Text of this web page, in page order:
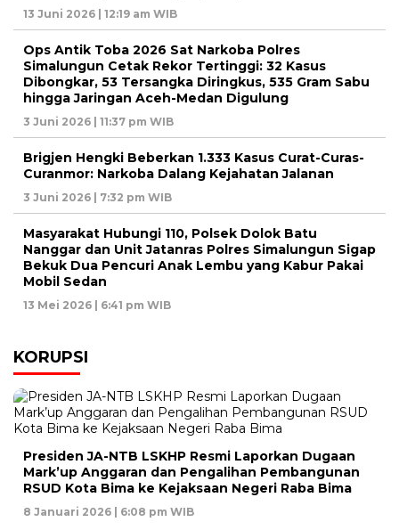
13 Juni 2026 | 12:19 am WIB
Ops Antik Toba 2026 Sat Narkoba Polres
Simalungun Cetak Rekor Tertinggi: 32 Kasus
Dibongkar, 53 Tersangka Diringkus, 535 Gram Sabu
hingga Jaringan Aceh-Medan Digulung
3 Juni 2026 | 11:37 pm WIB
Brigjen Hengki Beberkan 1.333 Kasus Curat-Curas-
Curanmor: Narkoba Dalang Kejahatan Jalanan
3 Juni 2026 | 7:32 pm WIB
Masyarakat Hubungi 110, Polsek Dolok Batu
Nanggar dan Unit Jatanras Polres Simalungun Sigap
Bekuk Dua Pencuri Anak Lembu yang Kabur Pakai
Mobil Sedan
13 Mei 2026 | 6:41 pm WIB
KORUPSI
Presiden JA-NTB LSKHP Resmi Laporkan Dugaan
Mark’up Anggaran dan Pengalihan Pembangunan
RSUD Kota Bima ke Kejaksaan Negeri Raba Bima
8 Januari 2026 | 6:08 pm WIB